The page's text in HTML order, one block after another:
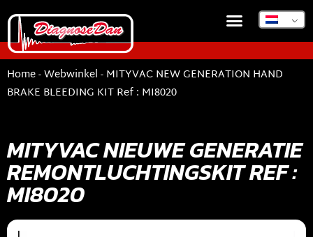
Home-Webwinkel-MITYVAC NEW GENERATION HAND
BRAKE BLEEDING KIT Ref : MI8020
MITYVAC NIEUWE GENERATIE
REMONTLUCHTINGSKIT REF :
MI8020